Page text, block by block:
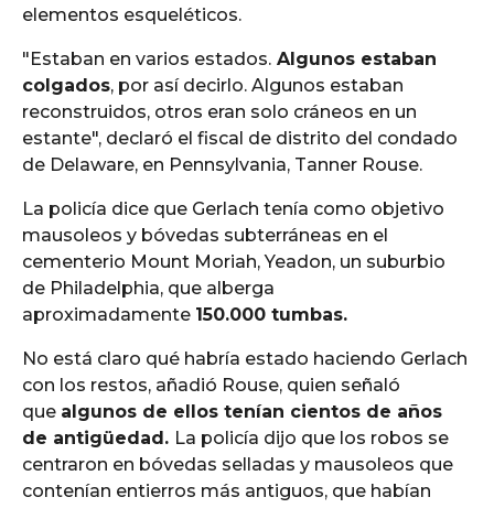
elementos esqueléticos.
"Estaban en varios estados. Algunos estaban
colgados, por así decirlo. Algunos estaban
reconstruidos, otros eran solo cráneos en un
estante", declaró el fiscal de distrito del condado
de Delaware, en Pennsylvania, Tanner Rouse.
La policía dice que Gerlach tenía como objetivo
mausoleos y bóvedas subterráneas en el
cementerio Mount Moriah, Yeadon, un suburbio
de Philadelphia, que alberga
aproximadamente 150.000 tumbas.
No está claro qué habría estado haciendo Gerlach
con los restos, añadió Rouse, quien señaló
que algunos de ellos tenían cientos de años
de antigüedad. La policía dijo que los robos se
centraron en bóvedas selladas y mausoleos que
contenían entierros más antiguos, que habían